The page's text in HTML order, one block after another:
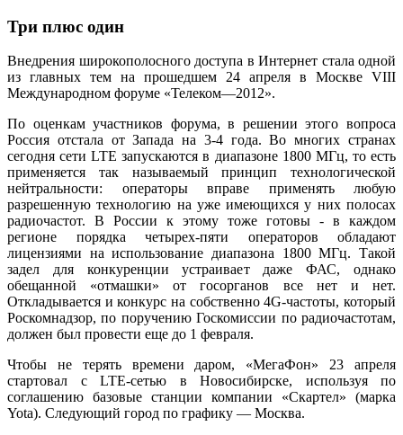
Три плюс один
Внедрения широкополосного доступа в Интернет стала одной
из главных тем на прошедшем 24 апреля в Москве VIII
Международном форуме «Телеком—2012».
По оценкам участников форума, в решении этого вопроса
Россия отстала от Запада на 3-4 года. Во многих странах
сегодня сети LTE запускаются в диапазоне 1800 МГц, то есть
применяется так называемый принцип технологической
нейтральности: операторы вправе применять любую
разрешенную технологию на уже имеющихся у них полосах
радиочастот. В России к этому тоже готовы - в каждом
регионе порядка четырех-пяти операторов обладают
лицензиями на использование диапазона 1800 МГц. Такой
задел для конкуренции устраивает даже ФАС, однако
обещанной «отмашки» от госорганов все нет и нет.
Откладывается и конкурс на собственно 4G-частоты, который
Роскомнадзор, по поручению Госкомиссии по радиочастотам,
должен был провести еще до 1 февраля.
Чтобы не терять времени даром, «МегаФон» 23 апреля
стартовал с LTE-сетью в Новосибирске, используя по
соглашению базовые станции компании «Скартел» (марка
Yota). Следующий город по графику — Москва.